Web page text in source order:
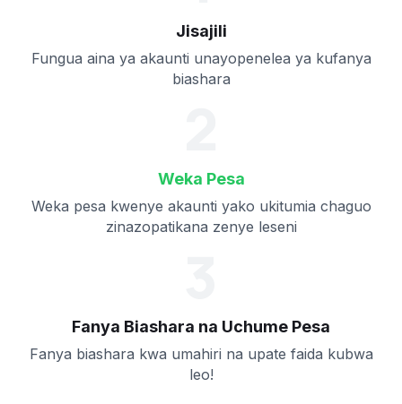
Jisajili
Fungua aina ya akaunti unayopenelea ya kufanya
biashara
Weka Pesa
Weka pesa kwenye akaunti yako ukitumia chaguo
zinazopatikana zenye leseni
Fanya Biashara na Uchume Pesa
Fanya biashara kwa umahiri na upate faida kubwa
leo!